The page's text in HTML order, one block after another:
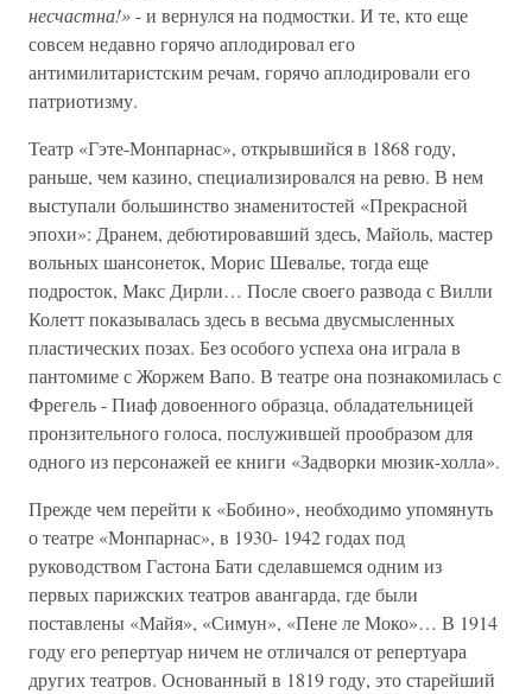
несчастна!»- и вернулся на подмостки. И те, кто еще
совсем недавно горячо аплодировал его
антимилитаристским речам, горячо аплодировали его
патриотизму.
Театр «Гэте-Монпарнас», открывшийся в 1868 году,
раньше, чем казино, специализировался на ревю. В нем
выступали большинство знаменитостей «Прекрасной
эпохи»: Дранем, дебютировавший здесь, Майоль, мастер
вольных шансонеток, Морис Шевалье, тогда еще
подросток, Макс Дирли… После своего развода с Вилли
Колетт показывалась здесь в весьма двусмысленных
пластических позах. Без особого успеха она играла в
пантомиме с Жоржем Вапо. В театре она познакомилась с
Фрегель - Пиаф довоенного образца, обладательницей
пронзительного голоса, послужившей прообразом для
одного из персонажей ее книги «Задворки мюзик-холла».
Прежде чем перейти к «Бобино», необходимо упомянуть
о театре «Монпарнас», в 1930- 1942 годах под
руководством Гастона Бати сделавшемся одним из
первых парижских театров авангарда, где были
поставлены «Майя», «Симун», «Пене ле Моко»… В 1914
году его репертуар ничем не отличался от репертуара
других театров. Основанный в 1819 году, это старейший